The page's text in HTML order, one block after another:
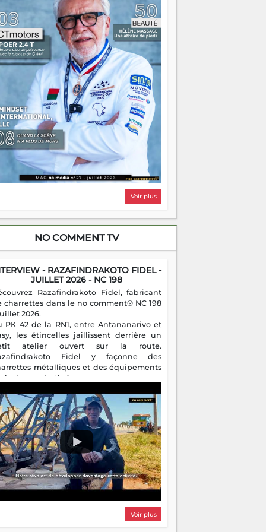
on pourrait s'arrêter là, applaudir et
chez soi satisfait. Mais ce serait
à côté d'une chose essentielle. La
ça brûle fort — et parfois, ça brûle
Une flamme sans direction peut
autant qu'elle peut consumer. C'est
que les aînés entrent en scène — pas
reprendre le gouvernail, mais pour
où sont les récifs. Les jeunes ont la
les vieux ont l'expérience, comme on
Ce n'est pas un combat de générations
c'est une question d'équipage. Partagez
réussites, mais aussi vos échecs. Surtout
échecs, d'ailleurs — ils enseignent
que n'importe quel manuel. À
la barque avance. Il faut juste
que tout le monde rame dans le
Voir plus
NO COMMENT TV
- RAZAFINDRAKOTO FIDEL -
JUILLET 2026 - NC 198
Razafindrakoto Fidel, fabricant
charrettes dans le no comment® NC 198
2026.
PK 42 de la RN1, entre Antananarivo et
les étincelles jaillissent derrière un
atelier ouvert sur la route.
Fidel y façonne des
métalliques et des équipements
destinés aux campagnes
il perpétue un métier discret mais
Voir plus